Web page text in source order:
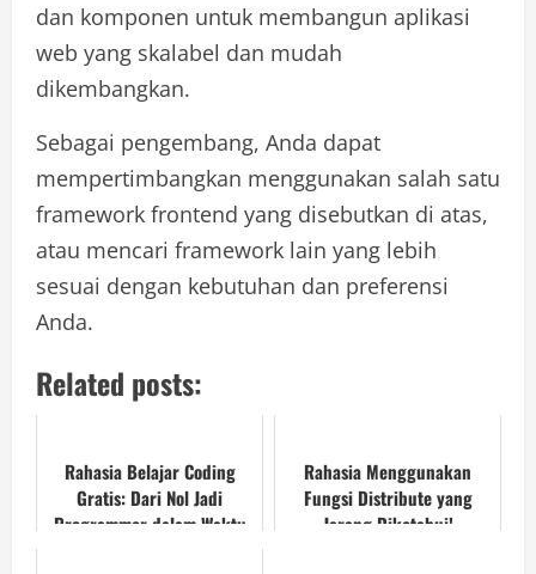
dan komponen untuk membangun aplikasi
web yang skalabel dan mudah
dikembangkan.
Sebagai pengembang, Anda dapat
mempertimbangkan menggunakan salah satu
framework frontend yang disebutkan di atas,
atau mencari framework lain yang lebih
sesuai dengan kebutuhan dan preferensi
Anda.
Related posts:
Rahasia Belajar Coding
Gratis: Dari Nol Jadi
Programmer dalam Waktu
Rahasia Menggunakan
Fungsi Distribute yang
Jarang Diketahui!